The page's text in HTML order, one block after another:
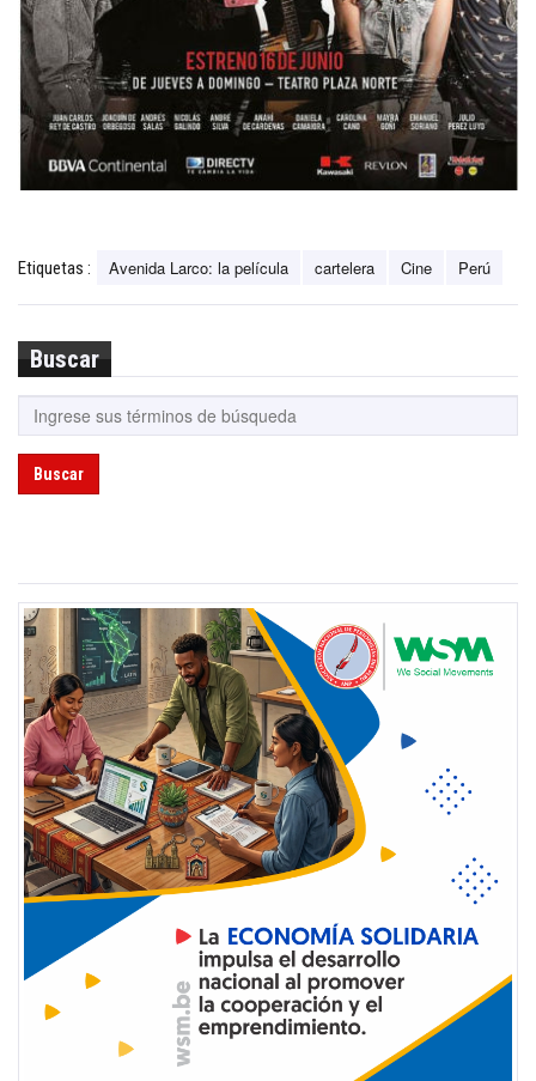
Etiquetas : Avenida Larco: la película cartelera Cine Perú
Buscar
Buscar